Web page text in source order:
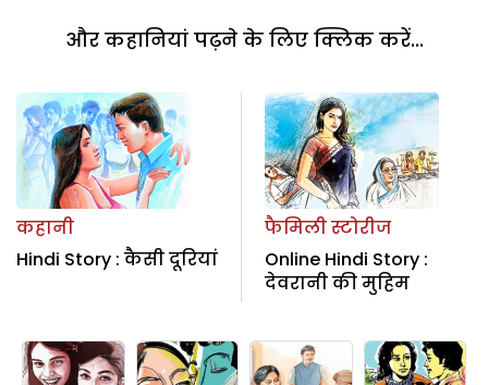
और कहानियां पढ़ने के लिए क्लिक करें...
कहानी
Hindi Story : कैसी दूरियां
फैमिली स्टोरीज
Online Hindi Story :
देवरानी की मुहिम